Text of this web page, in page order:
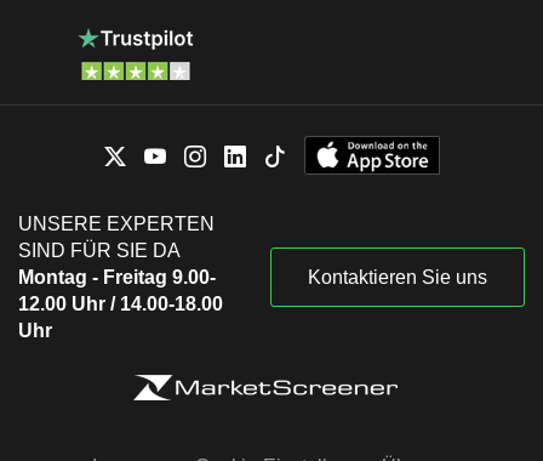
UNSERE EXPERTEN
SIND FÜR SIE DA
Montag - Freitag 9.00-
12.00 Uhr / 14.00-18.00
Uhr
Kontaktieren Sie uns